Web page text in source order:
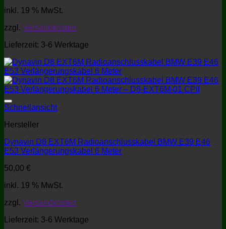
inkl. 19 % MwSt.
zzgl. Versandkosten
Lieferzeit: 3-6 Werktage
Schnellansicht
Hersteller
Dynavin D8 EXT6M Radioanschlusskabel BMW E39 E46
E53 Verlängerungskabel 6 Meter
50,00 €
inkl. 19 % MwSt.
zzgl. Versandkosten
Lieferzeit: 3-6 Werktage